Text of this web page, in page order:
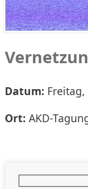
Datum: Freitag,
Ort: AKD-